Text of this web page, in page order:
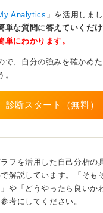
前で説明し人を動かすの
ンチャー環境が合う」と定
自然と浮かび上がります。
ない！ リアルな情報収
が本当に自分に向いてい
務を体験したりすること
のプロセスを経ても向き
、志望群を3つほどに絞っ
Analytics 」を活用しま
単な質問に答えていくだけ
単にわかります。
で、自分の強みを確かめ
診断スタート（無料）
フを活用した自己分析の
解説しています。「そも
や「どうやったら良いか
考にしてください。